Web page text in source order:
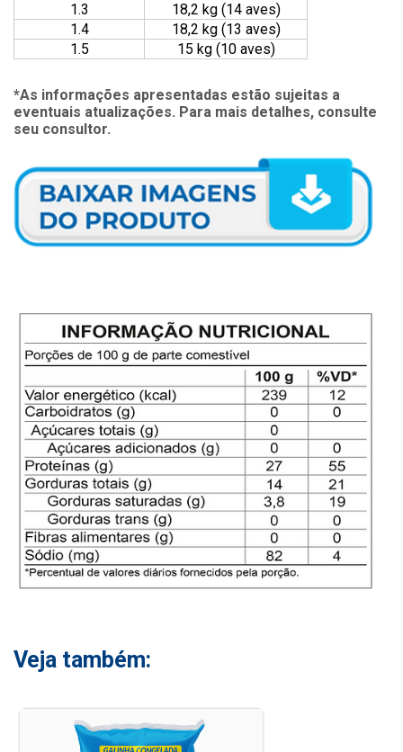
1.3
18,2 kg (14 aves)
1.4
18,2 kg (13 aves)
1.5
15 kg (10 aves)
*As informações apresentadas estão sujeitas a
eventuais atualizações. Para mais detalhes, consulte
seu consultor.
Veja também: